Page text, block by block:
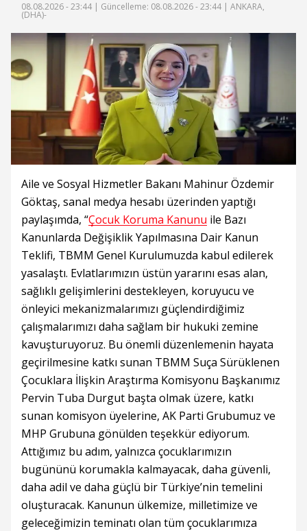
08.08.2026 - 23:44 | Güncelleme: 08.08.2026 - 23:44 | ANKARA,
(DHA)-
Aile ve Sosyal Hizmetler Bakanı Mahinur Özdemir
Göktaş, sanal medya hesabı üzerinden yaptığı
paylaşımda, “Çocuk Koruma Kanunu ile Bazı
Kanunlarda Değişiklik Yapılmasına Dair Kanun
Teklifi, TBMM Genel Kurulumuzda kabul edilerek
yasalaştı. Evlatlarımızın üstün yararını esas alan,
sağlıklı gelişimlerini destekleyen, koruyucu ve
önleyici mekanizmalarımızı güçlendirdiğimiz
çalışmalarımızı daha sağlam bir hukuki zemine
kavuşturuyoruz. Bu önemli düzenlemenin hayata
geçirilmesine katkı sunan TBMM Suça Sürüklenen
Çocuklara İlişkin Araştırma Komisyonu Başkanımız
Pervin Tuba Durgut başta olmak üzere, katkı
sunan komisyon üyelerine, AK Parti Grubumuz ve
MHP Grubuna gönülden teşekkür ediyorum.
Attığımız bu adım, yalnızca çocuklarımızın
bugününü korumakla kalmayacak, daha güvenli,
daha adil ve daha güçlü bir Türkiye’nin temelini
oluşturacak. Kanunun ülkemize, milletimize ve
geleceğimizin teminatı olan tüm çocuklarımıza